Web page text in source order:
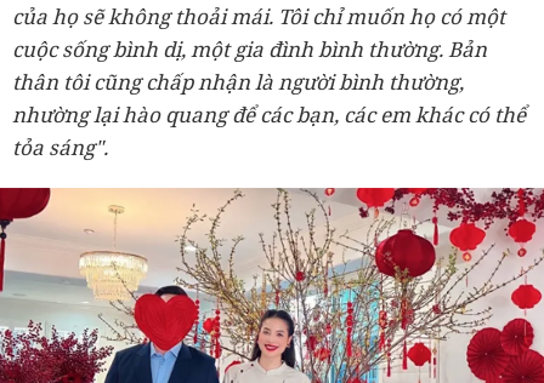
của họ sẽ không thoải mái. Tôi chỉ muốn họ có một
cuộc sống bình dị, một gia đình bình thường. Bản
thân tôi cũng chấp nhận là người bình thường,
nhường lại hào quang để các bạn, các em khác có thể
tỏa sáng".